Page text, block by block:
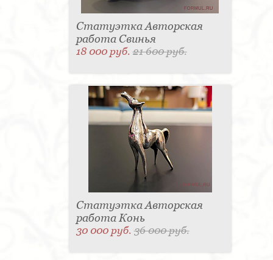
Статуэтка Авторская
работа Свинья
18 000 руб.21 600 руб.
Статуэтка Авторская
работа Конь
30 000 руб.36 000 руб.